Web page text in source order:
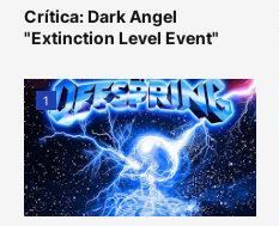
Crítica: Dark Angel
"Extinction Level Event"
1